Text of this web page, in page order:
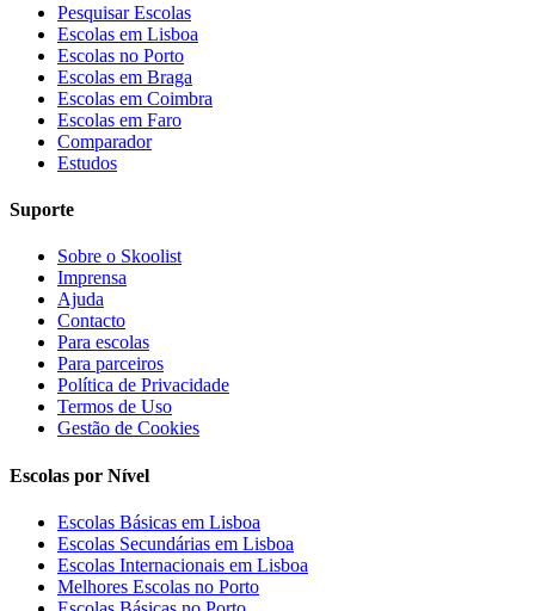
Pesquisar Escolas
Escolas em Lisboa
Escolas no Porto
Escolas em Braga
Escolas em Coimbra
Escolas em Faro
Comparador
Estudos
Suporte
Sobre o Skoolist
Imprensa
Ajuda
Contacto
Para escolas
Para parceiros
Política de Privacidade
Termos de Uso
Gestão de Cookies
Escolas por Nível
Escolas Básicas em Lisboa
Escolas Secundárias em Lisboa
Escolas Internacionais em Lisboa
Melhores Escolas no Porto